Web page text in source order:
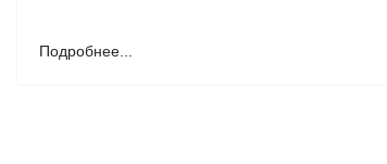
Подробнее...